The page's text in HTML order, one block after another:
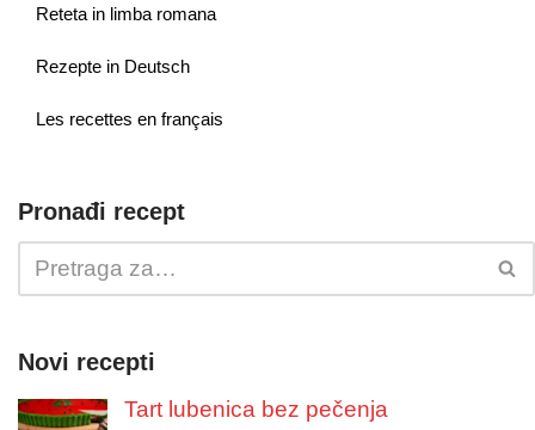
Reteta in limba romana
Rezepte in Deutsch
Les recettes en français
Pronađi recept
Novi recepti
Tart lubenica bez pečenja